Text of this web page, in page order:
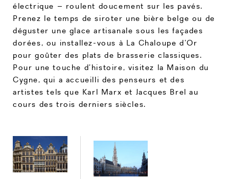
électrique – roulent doucement sur les pavés.
Prenez le temps de siroter une bière belge ou de
déguster une glace artisanale sous les façades
dorées, ou installez-vous à La Chaloupe d’Or
pour goûter des plats de brasserie classiques.
Pour une touche d’histoire, visitez la Maison du
Cygne, qui a accueilli des penseurs et des
artistes tels que Karl Marx et Jacques Brel au
cours des trois derniers siècles.